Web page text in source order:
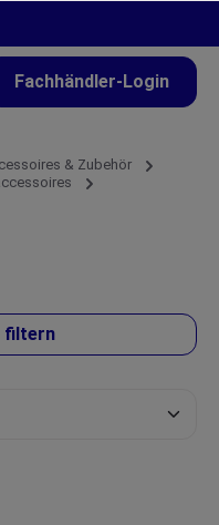
Fachhändler-Login
& Zubehör
filtern